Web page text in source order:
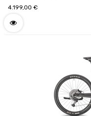
4.199,00 €